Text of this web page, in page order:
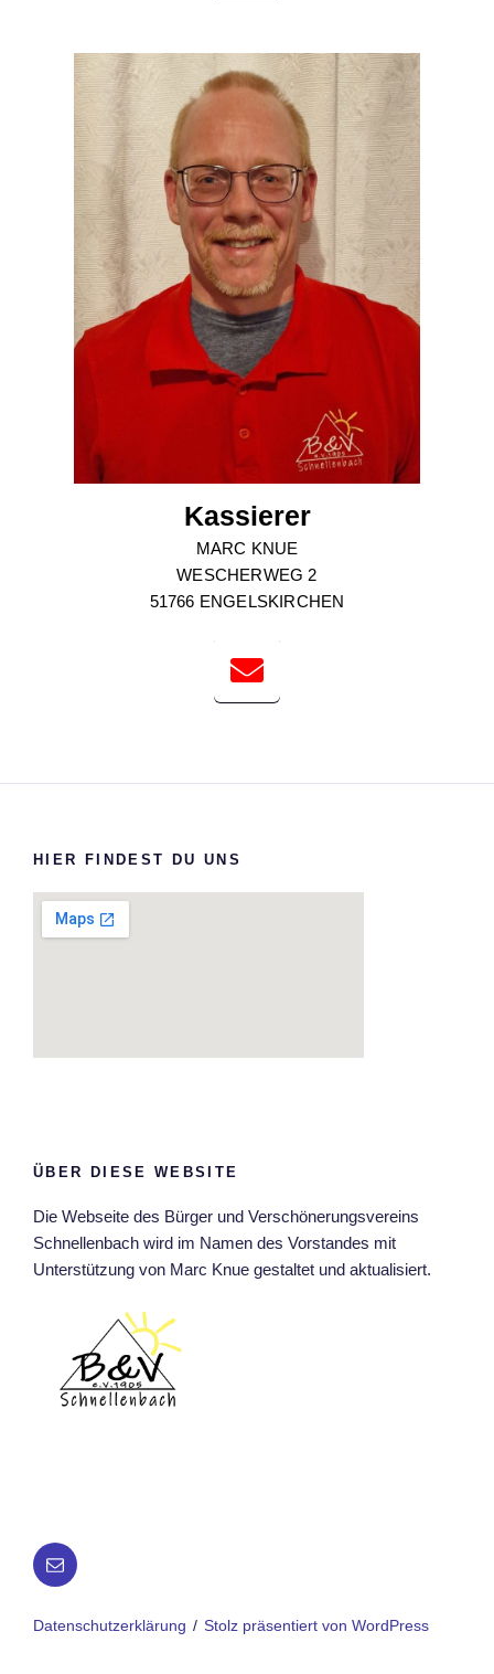
Kassierer
MARC KNUE
WESCHERWEG 2
51766 ENGELSKIRCHEN
HIER FINDEST DU UNS
ÜBER DIESE WEBSITE
Die Webseite des Bürger und Verschönerungsvereins
Schnellenbach wird im Namen des Vorstandes mit
Unterstützung von Marc Knue gestaltet und aktualisiert.
Datenschutzerklärung Stolz präsentiert von WordPress